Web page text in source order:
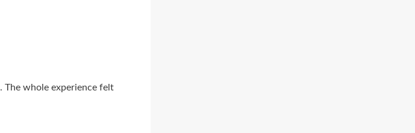
The whole experience felt